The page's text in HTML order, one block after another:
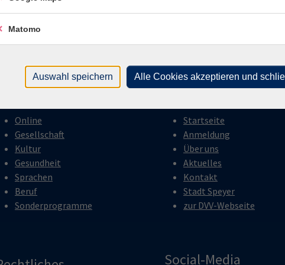
A2.1
Online
Gesellschaft
Kultur
Gesundheit
Sprachen
Beruf
Sonderprogramme
Startseite
Anmeldung
Über uns
Aktuelles
Kontakt
Stadt Speyer
zur DVV-Webseite
Social-Media
Matomo
Auswahl speichern Alle Cookies akzeptieren und